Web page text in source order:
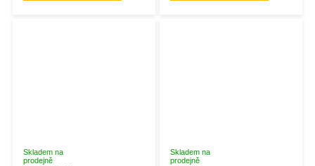
Skladem na
prodejně
Skladem na
prodejně